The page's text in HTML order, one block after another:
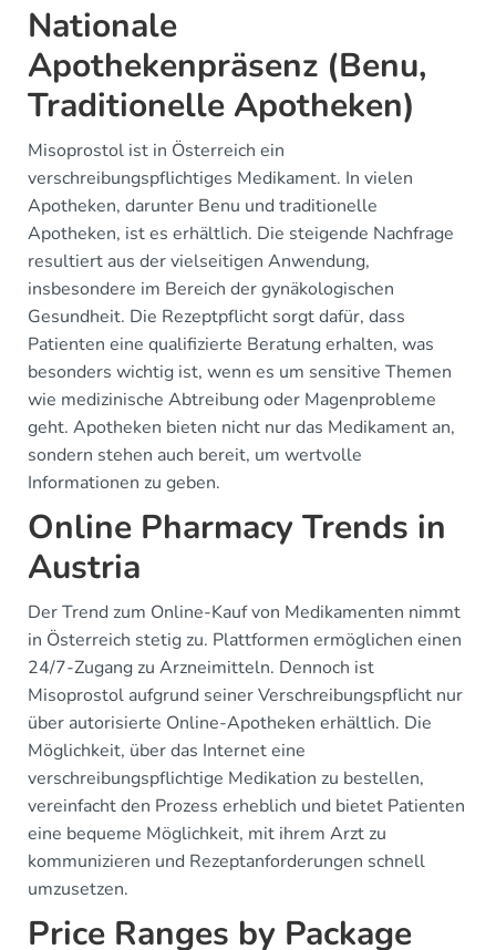
Nationale
Apothekenpräsenz (Benu,
Traditionelle Apotheken)
Misoprostol ist in Österreich ein
verschreibungspflichtiges Medikament. In vielen
Apotheken, darunter Benu und traditionelle
Apotheken, ist es erhältlich. Die steigende Nachfrage
resultiert aus der vielseitigen Anwendung,
insbesondere im Bereich der gynäkologischen
Gesundheit. Die Rezeptpflicht sorgt dafür, dass
Patienten eine qualifizierte Beratung erhalten, was
besonders wichtig ist, wenn es um sensitive Themen
wie medizinische Abtreibung oder Magenprobleme
geht. Apotheken bieten nicht nur das Medikament an,
sondern stehen auch bereit, um wertvolle
Informationen zu geben.
Online Pharmacy Trends in
Austria
Der Trend zum Online-Kauf von Medikamenten nimmt
in Österreich stetig zu. Plattformen ermöglichen einen
24/7-Zugang zu Arzneimitteln. Dennoch ist
Misoprostol aufgrund seiner Verschreibungspflicht nur
über autorisierte Online-Apotheken erhältlich. Die
Möglichkeit, über das Internet eine
verschreibungspflichtige Medikation zu bestellen,
vereinfacht den Prozess erheblich und bietet Patienten
eine bequeme Möglichkeit, mit ihrem Arzt zu
kommunizieren und Rezeptanforderungen schnell
umzusetzen.
Price Ranges by Package